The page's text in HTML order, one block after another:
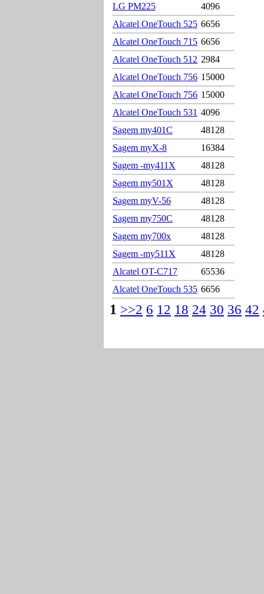
LG PM225
4096
Alcatel OneTouch 525 6656
Alcatel OneTouch 715 6656
Alcatel OneTouch 512 2984
Alcatel OneTouch 756 15000
Alcatel OneTouch 756 15000
Alcatel OneTouch 531 4096
Sagem my401C
48128
Sagem myX-8
16384
Sagem -my411X
48128
Sagem my501X
48128
Sagem myV-56
48128
Sagem my750C
48128
Sagem my700x
48128
Sagem -my511X
48128
Alcatel OT-C717
65536
Alcatel OneTouch 535 6656
1 >>2 6 12 18 24 30 36 42